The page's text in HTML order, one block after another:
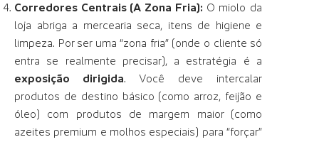
Corredores Centrais (A Zona Fria): O miolo da
loja abriga a mercearia seca, itens de higiene e
limpeza. Por ser uma “zona fria” (onde o cliente só
entra se realmente precisar), a estratégia é a
exposição dirigida. Você deve intercalar
produtos de destino básico (como arroz, feijão e
óleo) com produtos de margem maior (como
azeites premium e molhos especiais) para “forçar”